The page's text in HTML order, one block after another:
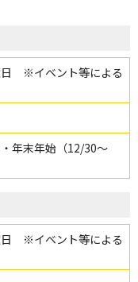
日 ※イベント等による
年末年始（12/30～
日 ※イベント等による